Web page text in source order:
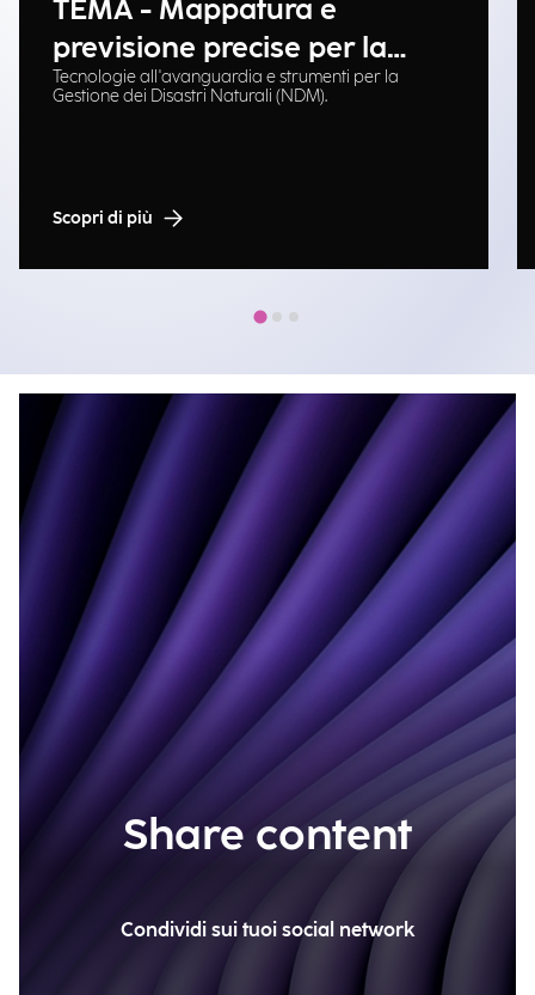
TEMA - Mappatura e
previsione precise per la
gestione delle emergenze
Tecnologie all'avanguardia e strumenti per la
Gestione dei Disastri Naturali (NDM).
Scopri di più
Share content
Condividi sui tuoi social network